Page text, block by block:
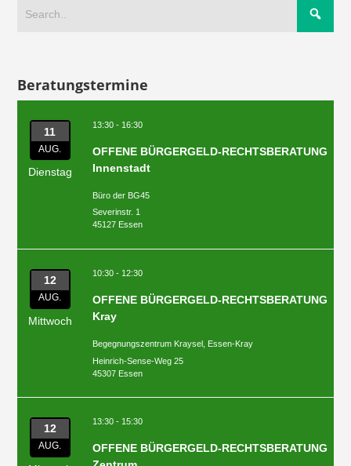
Beratungstermine
11
AUG.
Dienstag
13:30 - 16:30
OFFENE BÜRGERGELD-RECHTSBERATUNG
Innenstadt
Büro der BG45
Severinstr. 1
45127 Essen
12
AUG.
Mittwoch
10:30 - 12:30
OFFENE BÜRGERGELD-RECHTSBERATUNG
Kray
Begegnungszentrum Kraysel, Essen-Kray
Heinrich-Sense-Weg 25
45307 Essen
12
AUG.
13:30 - 15:30
OFFENE BÜRGERGELD-RECHTSBERATUNG